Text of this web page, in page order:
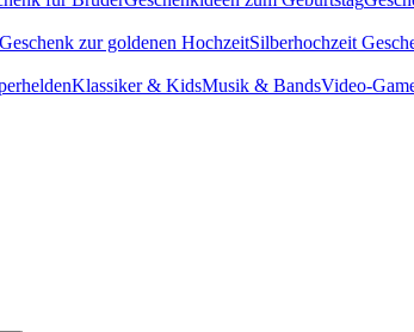
Geschenk zur goldenen HochzeitSilberhochzeit
Klassiker & KidsMusik & BandsVideo-